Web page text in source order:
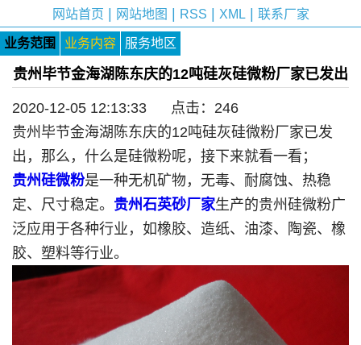
网站首页 网站地图 RSS XML| 联系厂家
业务范围 业务内容 服务地区
贵州毕节金海湖陈东庆的12吨硅灰硅微粉厂家已发出
2020-12-05 12:13:33 点击： 246
贵州毕节金海湖陈东庆的12吨硅灰硅微粉厂家已发
出，那么，什么是硅微粉呢，接下来就看一看；
贵州硅微粉是一种无机矿物，无毒、耐腐蚀、热稳
定、尺寸稳定。 贵州石英砂厂家生产的贵州硅微粉广
泛应用于各种行业，如橡胶、造纸、油漆、陶瓷、橡
胶、塑料等行业。